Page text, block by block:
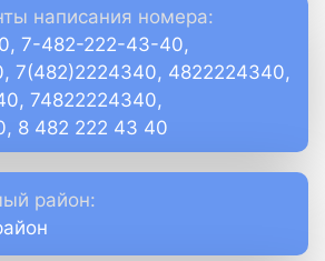
написания номера:
7-482-222-43-40,
7(482)2224340, 4822224340,
74822224340,
8 482 222 43 40
район: